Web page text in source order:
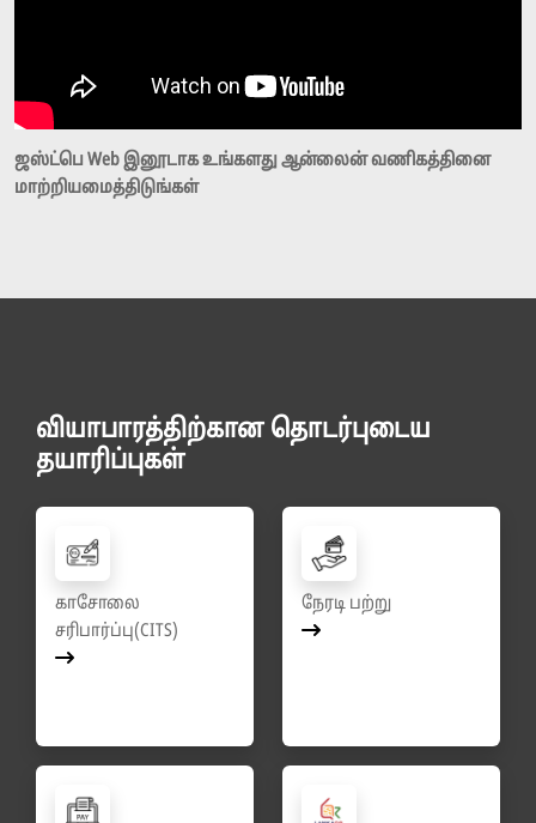
ஜஸ்ட்பெ Web இனூடாக உங்களது ஆன்லைன் வணிகத்தினை
மாற்றியமைத்திடுங்கள்
வியாபாரத்திற்கான தொடர்புடைய
தயாரிப்புகள்
காசோலை
சரிபார்ப்பு(CITS)
நேரடி பற்று